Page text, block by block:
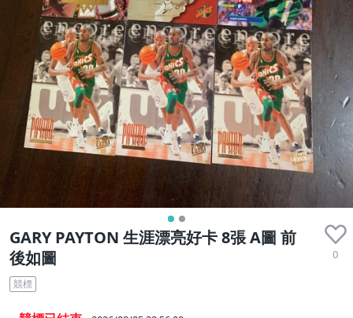
GARY PAYTON 生涯漂亮好卡 8張 A圖 前
後如圖
0
競標